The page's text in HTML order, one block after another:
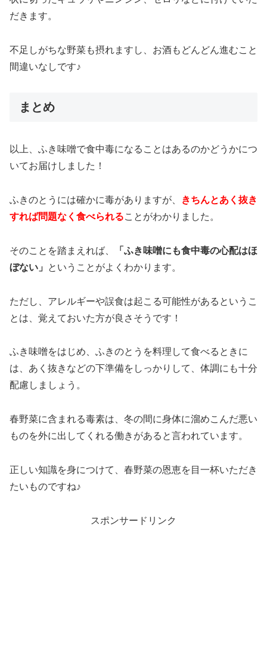
だきます。
不足しがちな野菜も摂れますし、お酒もどんどん進むこと
間違いなしです♪
まとめ
以上、ふき味噌で食中毒になることはあるのかどうかにつ
いてお届けしました！
ふきのとうには確かに毒がありますが、
きちんとあく抜き
すれば問題なく食べられることがわかりました。
そのことを踏まえれば、
「ふき味噌にも食中毒の心配はほ
ぼない」
ということがよくわかります。
ただし、アレルギーや誤食は起こる可能性があるというこ
とは、覚えておいた方が良さそうです！
ふき味噌をはじめ、ふきのとうを料理して食べるときに
は、あく抜きなどの下準備をしっかりして、体調にも十分
配慮しましょう。
春野菜に含まれる毒素は、冬の間に身体に溜めこんだ悪い
ものを外に出してくれる働きがあると言われています。
正しい知識を身につけて、春野菜の恩恵を目一杯いただき
たいものですね♪
スポンサードリンク